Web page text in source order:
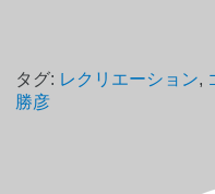
タグ: レクリエーション,
勝彦